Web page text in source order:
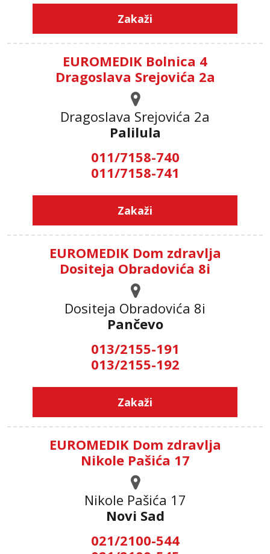
Zakaži
EUROMEDIK Bolnica 4
Dragoslava Srejovića 2a
Dragoslava Srejovića 2а
Palilula
011/7158-740
011/7158-741
Zakaži
EUROMEDIK Dom zdravlja
Dositeja Obradovića 8i
Dositeja Obradovića 8i
Pančevo
013/2155-191
013/2155-192
Zakaži
EUROMEDIK Dom zdravlja
Nikole Pašića 17
Nikole Pašića 17
Novi Sad
021/2100-544